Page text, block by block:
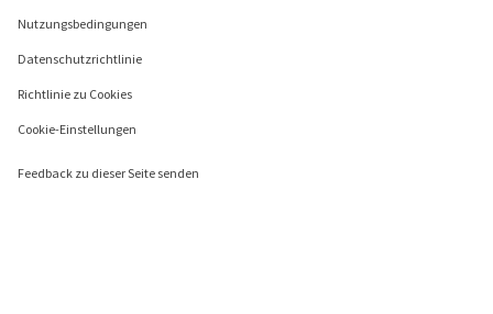
Nutzungsbedingungen
Datenschutzrichtlinie
Richtlinie zu Cookies
Cookie-Einstellungen
Feedback zu dieser Seite senden